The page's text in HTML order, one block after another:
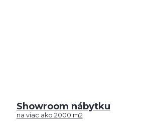
Showroom nábytku
na viac ako 2000 m2